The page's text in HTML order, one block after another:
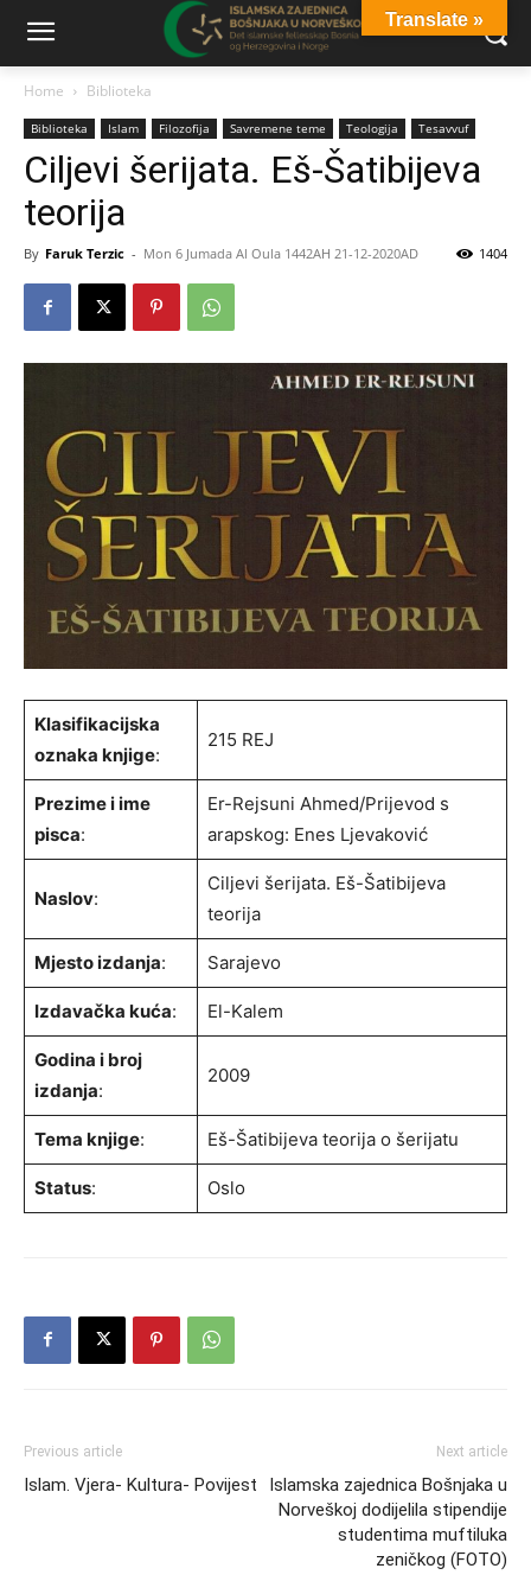
Home Biblioteka
Biblioteka Islam Filozofija Savremene teme Teologija Tesavvuf
Ciljevi šerijata. Eš-Šatibijeva
teorija
By Faruk Terzic - Mon 6 Jumada Al Oula 1442AH 21-12-2020AD 1404
Klasifikacijska
oznaka knjige:
215 REJ
Prezime i ime
pisca:
Er-Rejsuni Ahmed/Prijevod s
arapskog: Enes Ljevaković
Naslov:
Ciljevi šerijata. Eš-Šatibijeva
teorija
Mjesto izdanja: Sarajevo
Izdavačka kuća: El-Kalem
Godina i broj
izdanja:
2009
Tema knjige: Eš-Šatibijeva teorija o šerijatu
Status: Oslo
Previous article
Islam. Vjera- Kultura- Povijest
Next article
Islamska zajednica Bošnjaka u
Norveškoj dodijelila stipendije
studentima muftiluka
zeničkog (FOTO)
Translate »